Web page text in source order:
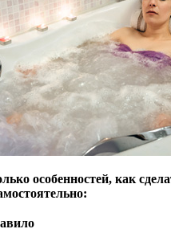
особенностей, как